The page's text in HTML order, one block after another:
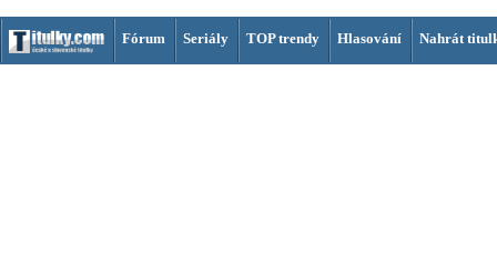
Fórum Seriály TOP trendy Hlasování Nahrát